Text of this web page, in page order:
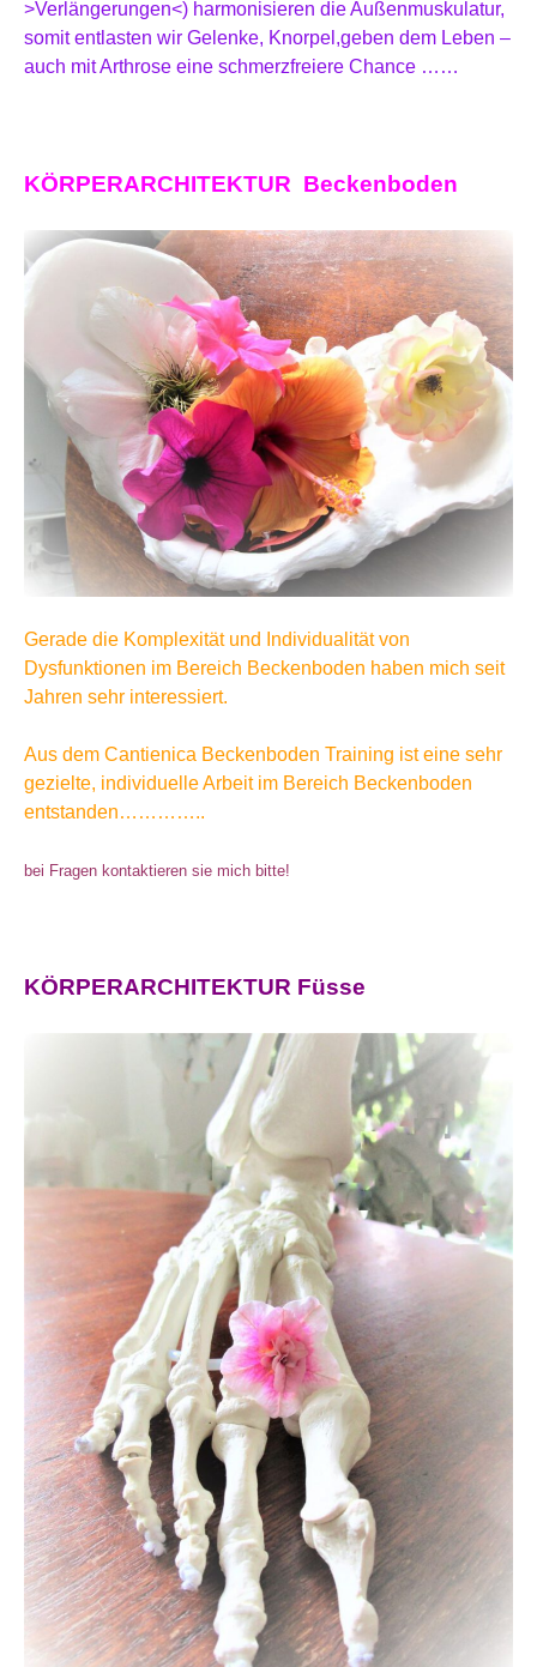
>Verlängerungen<) harmonisieren die Außenmuskulatur,
somit entlasten wir Gelenke, Knorpel,geben dem Leben –
auch mit Arthrose eine schmerzfreiere Chance ……
KÖRPERARCHITEKTUR Beckenboden
Gerade die Komplexität und Individualität von
Dysfunktionen im Bereich Beckenboden haben mich seit
Jahren sehr interessiert.
Aus dem Cantienica Beckenboden Training ist eine sehr
gezielte, individuelle Arbeit im Bereich Beckenboden
entstanden…………..
bei Fragen kontaktieren sie mich bitte!
KÖRPERARCHITEKTUR Füsse